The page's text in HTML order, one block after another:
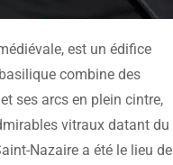
est un édifice
combine des
ses arcs en plein cintre,
vitraux datant du
Nazaire a été le lieu de